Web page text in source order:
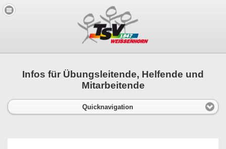
Infos für Übungsleitende, Helfende und
Mitarbeitende
Quicknavigation